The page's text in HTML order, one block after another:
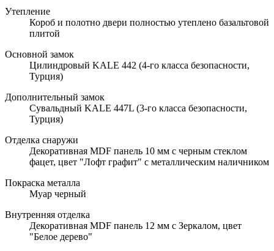
Утепление
Короб и полотно двери полностью утеплено базальтовой
плитой
Основной замок
Цилиндровый KALE 442 (4-го класса безопасности,
Турция)
Дополнительный замок
Сувальдный KALE 447L (3-го класса безопасности,
Турция)
Отделка снаружи
Декоративная MDF панель 10 мм с черным стеклом
фацет, цвет "Лофт графит" с металлическим наличником
Покраска металла
Муар черный
Внутренняя отделка
Декоративная MDF панель 12 мм с Зеркалом, цвет
"Белое дерево"